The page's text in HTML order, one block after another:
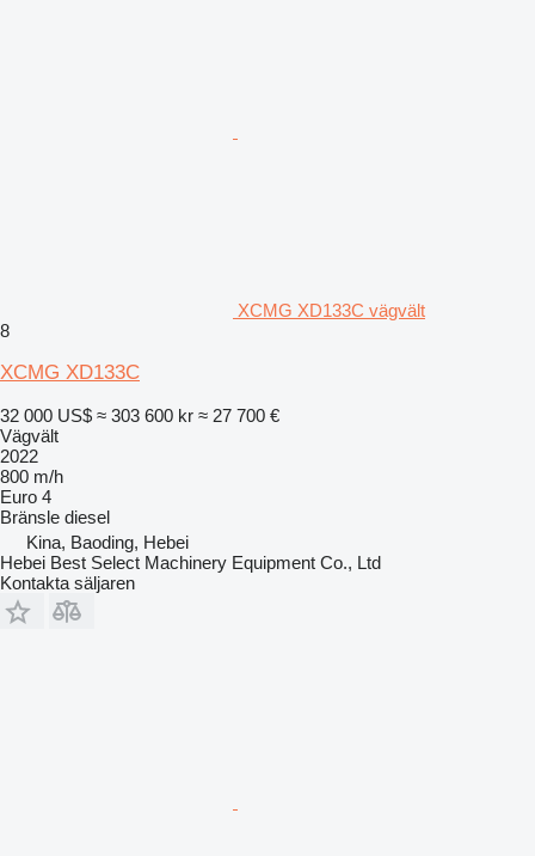
XCMG XD133C vägvält
8
XCMG XD133C
32 000 US$ ≈ 303 600 kr ≈ 27 700 €
Vägvält
2022
800 m/h
Euro 4
Bränsle diesel
Kina, Baoding, Hebei
Hebei Best Select Machinery Equipment Co., Ltd
Kontakta säljaren